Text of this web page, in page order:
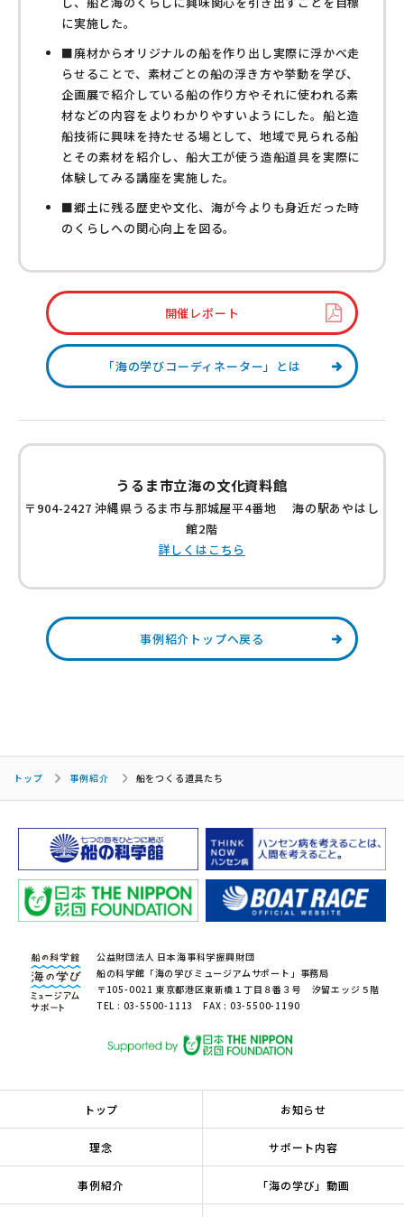
に実施した。
■廃材からオリジナルの船を作り出し実際に浮かべ走
らせることで、素材ごとの船の浮き方や挙動を学び、
企画展で紹介している船の作り方やそれに使われる素
材などの内容をよりわかりやすいようにした。船と造
船技術に興味を持たせる場として、地域で見られる船
とその素材を紹介し、船大工が使う造船道具を実際に
体験してみる講座を実施した。
■郷土に残る歴史や文化、海が今よりも身近だった時
のくらしへの関心向上を図る。
開催レポート
「海の学びコーディネーター」とは
うるま市立海の文化資料館
〒904-2427 沖縄県うるま市与那城屋平4番地 海の駅あやはし
館2階
詳しくはこちら
事例紹介トップへ戻る
トップ 事例紹介 船をつくる道具たち
公益財団法人 日本海事科学振興財団
船の科学館「海の学びミュージアムサポート」事務局
〒105-0021 東京都港区東新橋１丁目８番３号 汐留エッジ５階
TEL : 03-5500-1113 FAX : 03-5500-1190
トップ お知らせ
理念 サポート内容
事例紹介 「海の学び」動画